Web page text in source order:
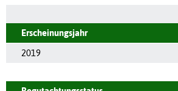
Erscheinungsjahr
2019